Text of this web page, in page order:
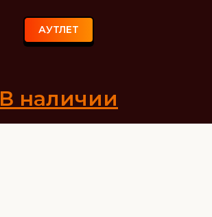
АУТЛЕТ
В наличии